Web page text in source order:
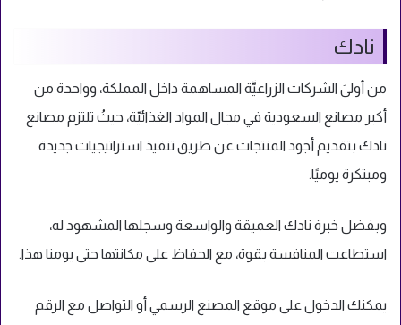
نادك
من أولىَ الشركات الزراعيَّة المساهمة داخل المملكة، وواحدة من
أكبر مصانع السعودية في مجال المواد الغذائيّة، حيثُ تلتزم مصانع
نادك بتقديم أجود المنتجات عن طريق تنفيذ استراتيجيات جديدة
ومبتكرة يوميًا.
وبفضل خبرة نادك العميقة والواسعة وسجلها المشهود له،
استطاعت المنافسة بقوة، مع الحفاظ على مكانتها حتى يومنا هذا.
يمكنك الدخول على موقع المصنع الرسمي أو التواصل مع الرقم